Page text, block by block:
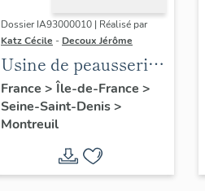
Dossier IA93000010 | Réalisé par
Katz Cécile - Decoux Jérôme
Usine de peausserie
Jumel aîné, puis
usine de céramique
E. Robert et cie, puis
La Stéatite
industrielle, puis la
France > Île-de-France >
Seine-Saint-Denis>
Montreuil